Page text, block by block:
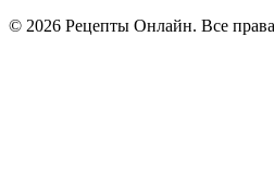
© 2026 Рецепты Онлайн. Все